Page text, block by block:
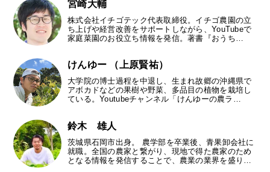
宮崎大輔
株式会社イチゴテック代表取締役。イチゴ農園の立
ち上げや経営改善をサポートしながら、YouTubeで
家庭菜園のお役立ち情報を発信。著書『おうち…
けんゆー （上原賢祐）
大学院の博士過程を中退し、生まれ故郷の沖縄県で
アボカドなどの果樹や野菜、多品目の植物を栽培し
ている。Youtubeチャンネル「けんゆーの農ラ…
鈴木 雄人
茨城県石岡市出身。 農学部を卒業後、青果卸会社に
就職。全国の農家と繋がり、現地で得た農家のため
となる情報を発信することで、農業の業界を盛り…